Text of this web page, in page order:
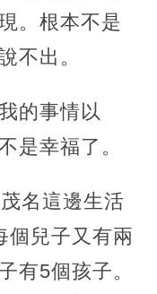
。根本不是
不出。
的事情以
是幸福了。
名這邊生活
個兒子又有兩
有5個孩子。